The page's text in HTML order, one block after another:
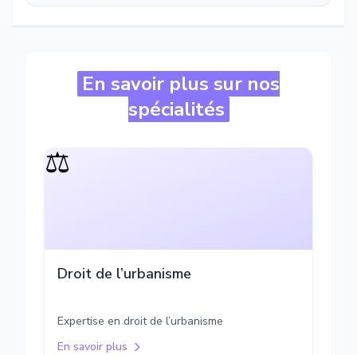
En savoir plus sur nos
spécialités
⚖️
Droit de l’urbanisme
Expertise en droit de l’urbanisme
En savoir plus